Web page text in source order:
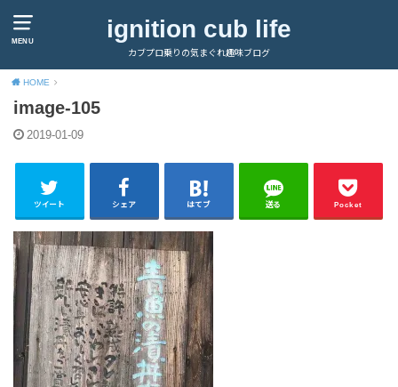
MENU ignition cub life
カブプロ乗りの気まぐれ趣味ブログ
HOME
image-105
2019-01-09
ツイート シェア はてブ 送る Pocket